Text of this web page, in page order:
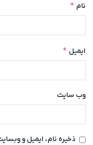
نام *
ایمیل *
وب‌ سایت
ذخیره نام، ایمیل و